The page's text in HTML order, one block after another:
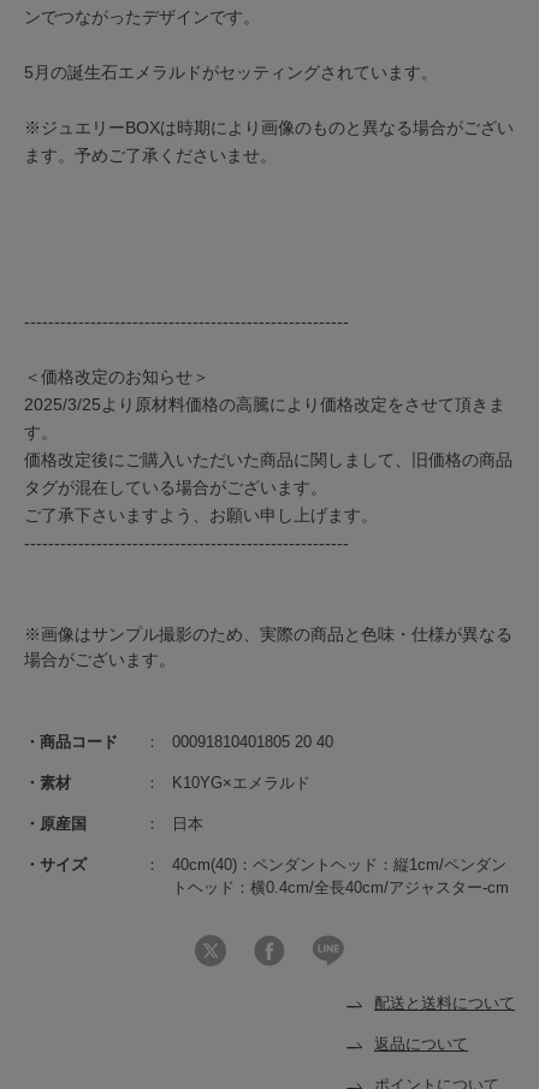
商品コード 00091810401805 20 40
素材 K10YG×エメラルド
原産国 日本
サイズ
40cm(40)：ペンダントヘッド：縦1cm/ペンダン
トヘッド：横0.4cm/全長40cm/アジャスター-cm
配送と送料について
返品について
ポイントについて
ンでつながったデザインです。
5月の誕生石エメラルドがセッティングされています。
※ジュエリーBOXは時期により画像のものと異なる場合がござい
ます。予めご了承くださいませ。
------------------------------------------------------
＜価格改定のお知らせ＞
2025/3/25より原材料価格の高騰により価格改定をさせて頂きま
す。
価格改定後にご購入いただいた商品に関しまして、旧価格の商品
タグが混在している場合がございます。
ご了承下さいますよう、お願い申し上げます。
------------------------------------------------------
※画像はサンプル撮影のため、実際の商品と色味・仕様が異なる
場合がございます。